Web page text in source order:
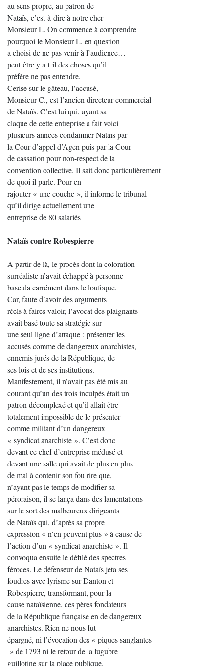
au sens propre, au patron de
Nataïs, c’est-à-dire à notre cher
Monsieur L. On commence à comprendre
pourquoi le Monsieur L. en question
a choisi de ne pas venir à l’audience…
peut-être y a-t-il des choses qu’il
préfère ne pas entendre.
Cerise sur le gâteau, l’accusé,
Monsieur C., est l’ancien directeur commercial
de Nataïs. C’est lui qui, ayant sa
claque de cette entreprise a fait voici
plusieurs années condamner Nataïs par
la Cour d’appel d’Agen puis par la Cour
de cassation pour non-respect de la
convention collective. Il sait donc particulièrement
de quoi il parle. Pour en
rajouter « une couche », il informe le tribunal
qu’il dirige actuellement une
entreprise de 80 salariés
Nataïs contre Robespierre
A partir de là, le procès dont la coloration
surréaliste n’avait échappé à personne
bascula carrément dans le loufoque.
Car, faute d’avoir des arguments
réels à faires valoir, l’avocat des plaignants
avait basé toute sa stratégie sur
une seul ligne d’attaque : présenter les
accusés comme de dangereux anarchistes,
ennemis jurés de la République, de
ses lois et de ses institutions.
Manifestement, il n’avait pas été mis au
courant qu’un des trois inculpés était un
patron décomplexé et qu’il allait être
totalement impossible de le présenter
comme militant d’un dangereux
« syndicat anarchiste ». C’est donc
devant ce chef d’entreprise médusé et
devant une salle qui avait de plus en plus
de mal à contenir son fou rire que,
n’ayant pas le temps de modifier sa
péroraison, il se lança dans des lamentations
sur le sort des malheureux dirigeants
de Nataïs qui, d’après sa propre
expression « n’en peuvent plus » à cause de
l’action d’un « syndicat anarchiste ». Il
convoqua ensuite le défilé des spectres
féroces. Le défenseur de Nataïs jeta ses
foudres avec lyrisme sur Danton et
Robespierre, transformant, pour la
cause nataïsienne, ces pères fondateurs
de la République française en de dangereux
anarchistes. Rien ne nous fut
épargné, ni l’évocation des « piques sanglantes
» de 1793 ni le retour de la lugubre
guillotine sur la place publique.